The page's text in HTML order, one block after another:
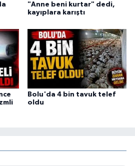
"Anne beni kurtar" dedi,
kayıplara karıştı
Bolu'da 4 bin tavuk telef
oldu